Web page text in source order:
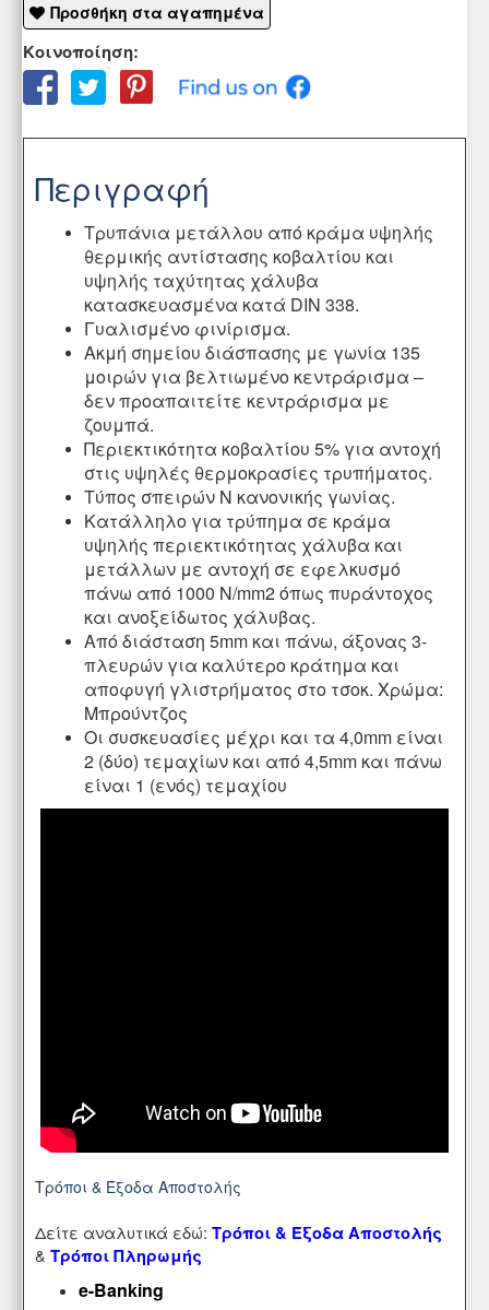
Προσθήκη στα αγαπημένα
Κοινοποίηση:
Περιγραφή
Τρυπάνια μετάλλου από κράμα υψηλής
θερμικής αντίστασης κοβαλτίου και
υψηλής ταχύτητας χάλυβα
κατασκευασμένα κατά DIN 338.
Γυαλισμένο φινίρισμα.
Ακμή σημείου διάσπασης με γωνία 135
μοιρών για βελτιωμένο κεντράρισμα –
δεν προαπαιτείτε κεντράρισμα με
ζουμπά.
Περιεκτικότητα κοβαλτίου 5% για αντοχή
στις υψηλές θερμοκρασίες τρυπήματος.
Τύπος σπειρών Ν κανονικής γωνίας.
Κατάλληλο για τρύπημα σε κράμα
υψηλής περιεκτικότητας χάλυβα και
μετάλλων με αντοχή σε εφελκυσμό
πάνω από 1000 N/mm2 όπως πυράντοχος
και ανοξείδωτος χάλυβας.
Από διάσταση 5mm και πάνω, άξονας 3-
πλευρών για καλύτερο κράτημα και
αποφυγή γλιστρήματος στο τσοκ. Χρώμα:
Μπρούντζος
Οι συσκευασίες μέχρι και τα 4,0mm είναι
2 (δύο) τεμαχίων και από 4,5mm και πάνω
είναι 1 (ενός) τεμαχίου
Τρόποι & Έξοδα Αποστολής
Δείτε αναλυτικά εδώ: Τρόποι & Έξοδα Αποστολής
& Τρόποι Πληρωμής
e-Banking